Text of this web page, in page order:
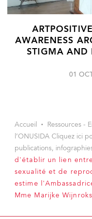
AWARENESS
STIGMA AND
01
Accueil
Ressources -
l’ONUSIDA Cliquez ici
publications,
d'établir un lien
sexualité et de
estime
Mme Marijke Wijnroks